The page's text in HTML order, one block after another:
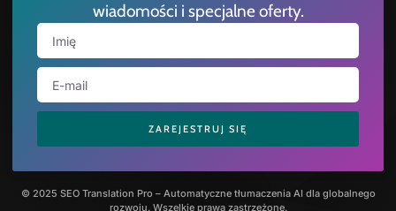
wiadomości i specjalne oferty.
ZAREJESTRUJ SIĘ
© 2025 SEO Translation Pro – Automatyczne tłumaczenia AI dla globalnego
rozwoju. Wszelkie prawa zastrzeżone.